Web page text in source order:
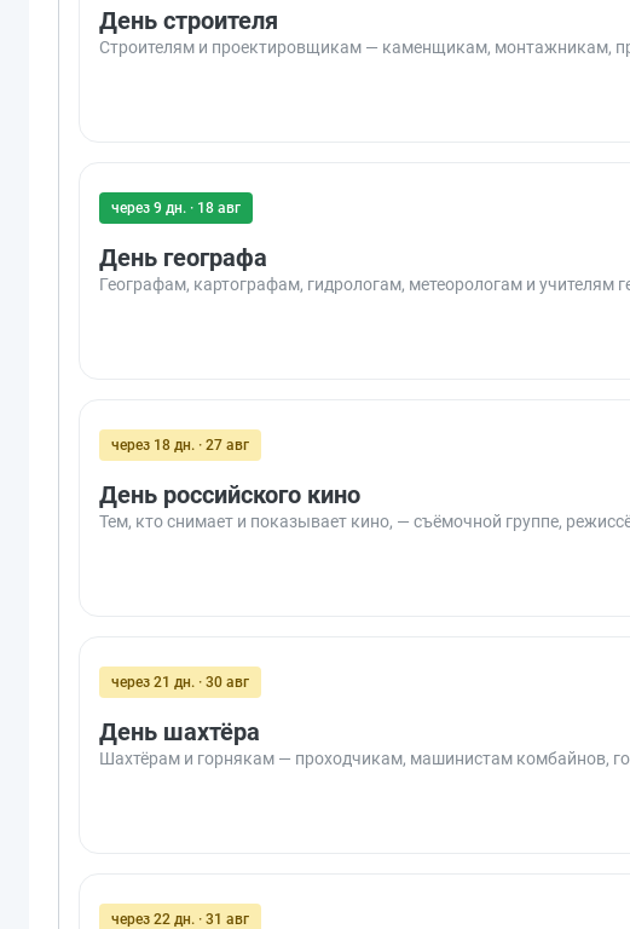
День строителя
Строителям и проектировщикам — каменщикам, монтажникам,
через 9 дн. · 18 авг
День географа
Географам, картографам, гидрологам, метеорологам и учителям
через 18 дн. · 27 авг
День российского кино
Тем, кто снимает и показывает кино, — съёмочной группе,
через 21 дн. · 30 авг
День шахтёра
Шахтёрам и горнякам — проходчикам, машинистам комбайнов,
через 22 дн. · 31 авг